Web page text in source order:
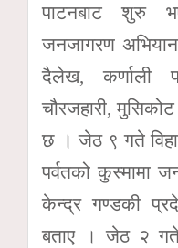
पाटनबाट शुरु
जनजागरण
दैलेख, कर्णाली
चौरजहारी,
छ । जेठ ९ गते
पर्वतको कुस्मामा
केन्द्र गण्डकी
बताए । जेठ २